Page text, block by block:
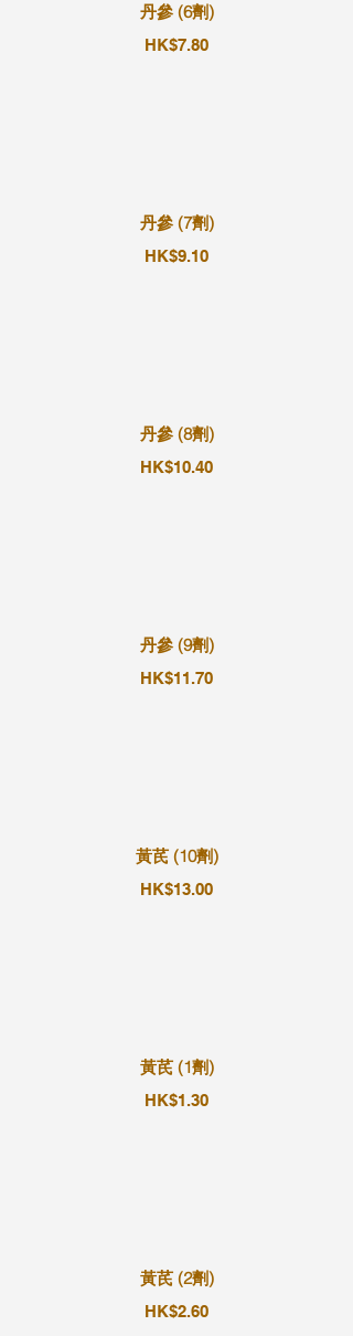
丹參 (6劑)
HK$7.80
丹參 (7劑)
HK$9.10
丹參 (8劑)
HK$10.40
丹參 (9劑)
HK$11.70
黃芪 (10劑)
HK$13.00
黃芪 (1劑)
HK$1.30
黃芪 (2劑)
HK$2.60